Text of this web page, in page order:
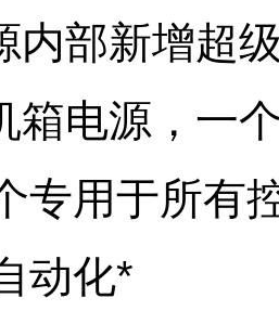
内部新增超
箱电源，一
专用于所有
动化*